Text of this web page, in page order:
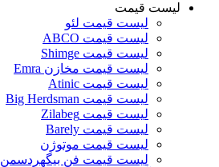
لیست قیمت
لیست قیمت لئو
لیست قیمت ABCO
لیست قیمت Shimge
لیست قیمت مخازن Emra
لیست قیمت Atinic
لیست قیمت Big Herdsman
لیست قیمت Zilabeg
لیست قیمت Barely
لیست قیمت موتوژن
لیست قیمت فن بیگهردسمن